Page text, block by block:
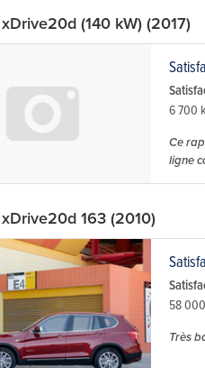
(140 kW) (2017)
6 700
Ce
ligne
163 (2010)
58
Très